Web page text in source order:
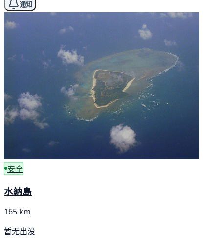
通知
安全
水納島
165 km
暂无出没